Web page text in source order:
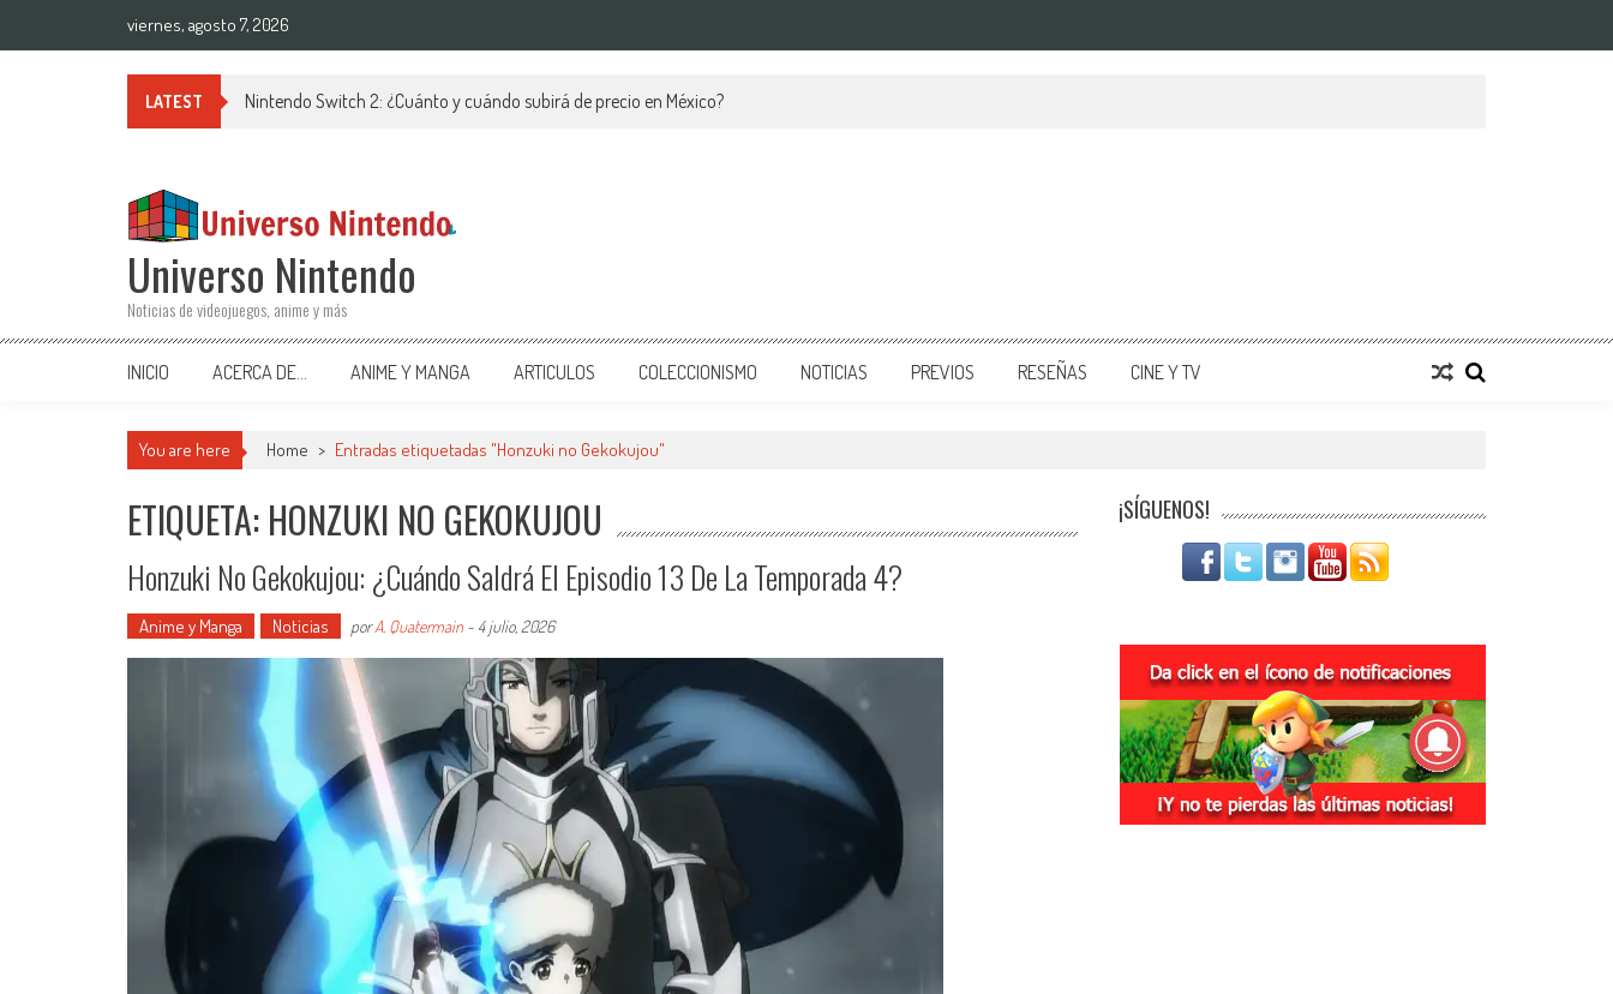
viernes, agosto 7, 2026
LATEST Nintendo Switch 2: ¿Cuánto y cuándo subirá de precio en México?
Universo Nintendo
Noticias de videojuegos, anime y más
INICIO ACERCA DE… ANIME Y MANGA ARTICULOS COLECCIONISMO NOTICIAS PREVIOS RESEÑAS CINE Y TV
You are here Home > Entradas etiquetadas "Honzuki no Gekokujou"
ETIQUETA: HONZUKI NO GEKOKUJOU
Honzuki No Gekokujou: ¿Cuándo Saldrá El Episodio 13 De La Temporada 4?
Anime y Manga Noticias porA. Quatermain - 4 julio, 2026
¡SÍGUENOS!